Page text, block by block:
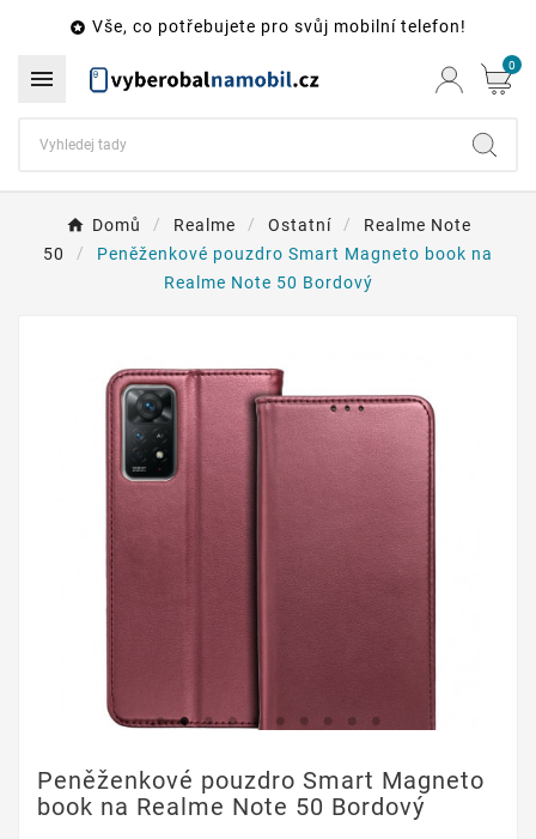
 Vše, co potřebujete pro svůj mobilní telefon!
 0
Domů Realme Ostatní
Realme Note
50
Peněženkové pouzdro Smart Magneto book na
Realme Note 50 Bordový
Peněženkové pouzdro Smart Magneto
book na Realme Note 50 Bordový